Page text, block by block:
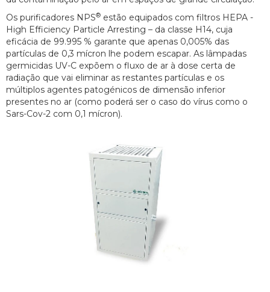
Os purificadores NPS® estão equipados com filtros HEPA -
High Efficiency Particle Arresting – da classe H14, cuja
eficácia de 99.995 % garante que apenas 0,005% das
partículas de 0,3 mícron lhe podem escapar. As lâmpadas
germicidas UV-C expõem o fluxo de ar à dose certa de
radiação que vai eliminar as restantes partículas e os
múltiplos agentes patogénicos de dimensão inferior
presentes no ar (como poderá ser o caso do vírus como o
Sars-Cov-2 com 0,1 mícron).